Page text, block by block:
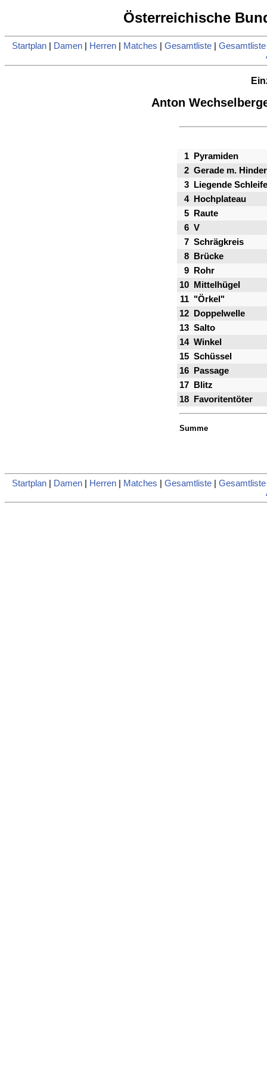
Österreichische
Startplan| Damen| Herren| Matches Gesamtliste|
Anton
1
Pyramiden
2 Gerade m.
3
Liegende Schleife
4
Hochplateau
5
Raute
6 V
7 Schrägkreis
8
Brücke
9
Rohr
10
Mittelhügel
11 "Örkel"
12
Doppelwelle
13 Salto
14 Winkel
15 Schüssel
16
Passage
17
Blitz
18
Favoritentöter
Summe
Startplan| Damen| Herren| Matches Gesamtliste|